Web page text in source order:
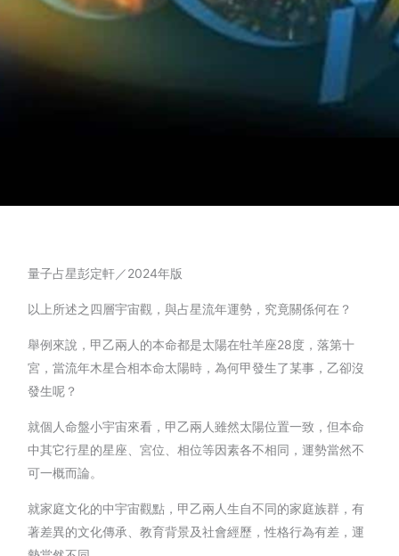
量子占星彭定軒／2024年版
以上所述之四層宇宙觀，與占星流年運勢，究竟關係何在？
舉例來說，甲乙兩人的本命都是太陽在牡羊座28度，落第十
宮，當流年木星合相本命太陽時，為何甲發生了某事，乙卻沒
發生呢？
就個人命盤小宇宙來看，甲乙兩人雖然太陽位置一致，但本命
中其它行星的星座、宮位、相位等因素各不相同，運勢當然不
可一概而論。
就家庭文化的中宇宙觀點，甲乙兩人生自不同的家庭族群，有
著差異的文化傳承、教育背景及社會經歷，性格行為有差，運